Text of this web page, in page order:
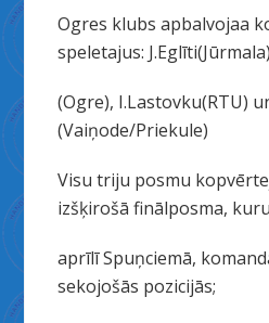
Ogres klubs apbalvojaa
speletajus:
(Ogre), I.Lastovku(RTU)
(Vaiņode/Priekule)
Visu triju posmu
izšķirošā finālposma,
aprīlī Spuņciemā,
sekojošās pozicijās;